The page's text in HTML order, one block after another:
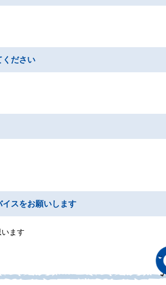
ください
スをお願いします
ます